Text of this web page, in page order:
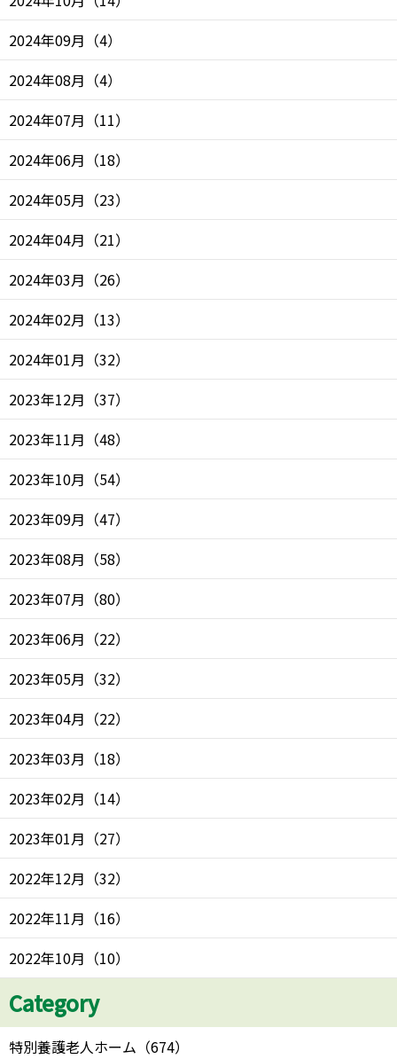
2024年09月 （4）
2024年08月 （4）
2024年07月 （11）
2024年06月 （18）
2024年05月 （23）
2024年04月 （21）
2024年03月 （26）
2024年02月 （13）
2024年01月 （32）
2023年12月 （37）
2023年11月 （48）
2023年10月 （54）
2023年09月 （47）
2023年08月 （58）
2023年07月 （80）
2023年06月 （22）
2023年05月 （32）
2023年04月 （22）
2023年03月 （18）
2023年02月 （14）
2023年01月 （27）
2022年12月 （32）
2022年11月 （16）
2022年10月 （10）
Category
特別養護老人ホーム （674）